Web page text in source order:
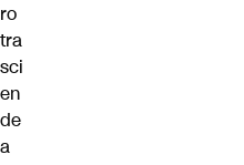
ro
tra
sci
en
de
a